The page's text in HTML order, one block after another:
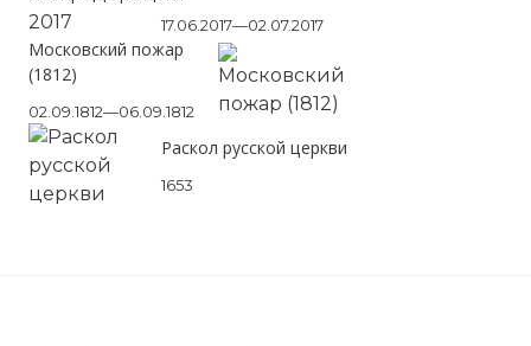
17.06.2017—02.07.2017
Московский пожар
(1812)
02.09.1812—06.09.1812
Раскол русской церкви
1653